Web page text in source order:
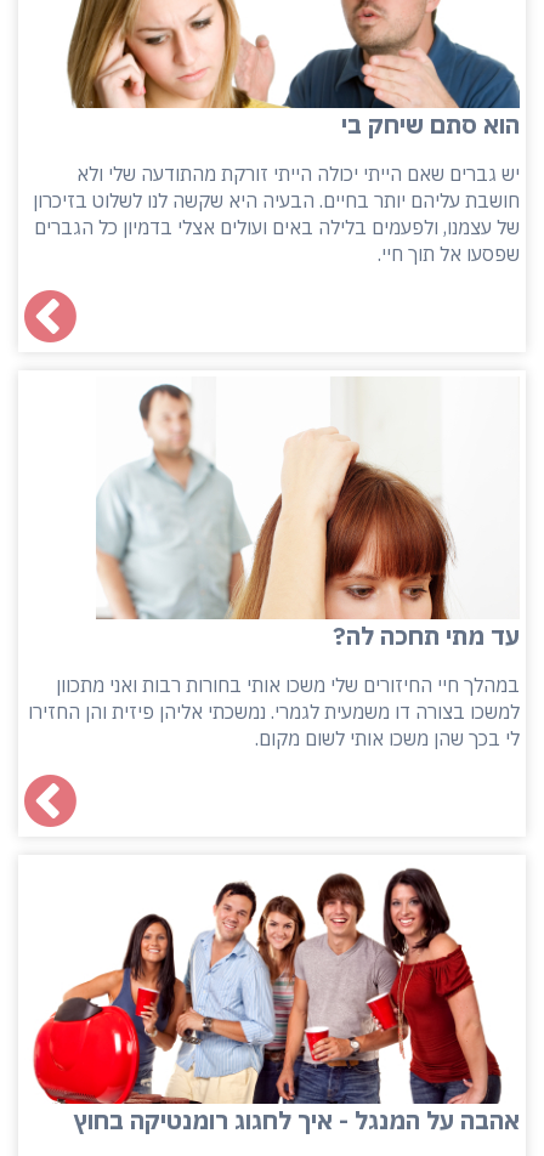
הוא סתם שיחק בי
יש גברים שאם הייתי יכולה הייתי זורקת מהתודעה שלי ולא
חושבת עליהם יותר בחיים. הבעיה היא שקשה לנו לשלוט בזיכרון
של עצמנו, ולפעמים בלילה באים ועולים אצלי בדמיון כל הגברים
שפסעו אל תוך חיי.
עד מתי תחכה לה?
במהלך חיי החיזורים שלי משכו אותי בחורות רבות ואני מתכוון
למשכו בצורה דו משמעית לגמרי. נמשכתי אליהן פיזית והן החזירו
לי בכך שהן משכו אותי לשום מקום.
אהבה על המנגל - איך לחגוג רומנטיקה בחוץ